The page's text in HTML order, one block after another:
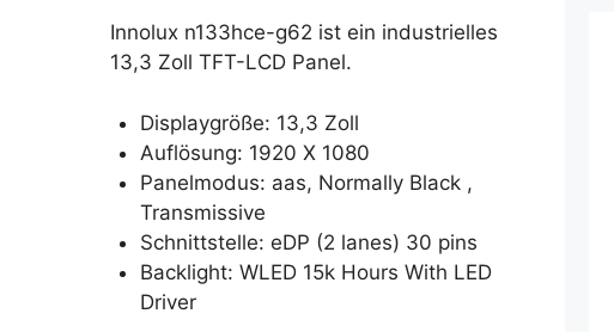
Innolux n133hce-g62 ist ein industrielles
13,3 Zoll TFT-LCD Panel.
Displaygröße: 13,3 Zoll
Auflösung: 1920 X 1080
Panelmodus: aas, Normally Black ,
Transmissive
Schnittstelle: eDP (2 lanes) 30 pins
Backlight: WLED 15k Hours With LED
Driver